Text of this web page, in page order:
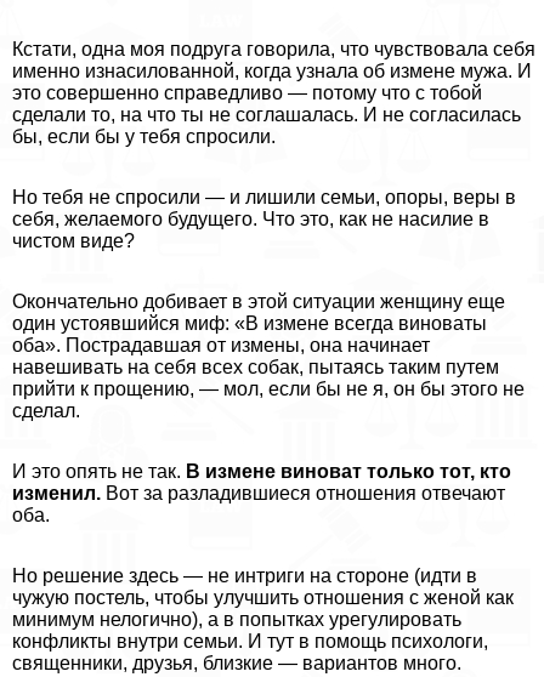
Кстати, одна моя подруга говорила, что чувствовала себя
именно изнacилoванной, когда узнала об измене мужа. И
это совершенно справедливо — потому что с тобой
сделали то, на что ты не соглашалась. И не согласилась
бы, если бы у тебя спросили.
Но тебя не спросили — и лишили семьи, опоры, веры в
себя, желаемого будущего. Что это, как не насилие в
чистом виде?
Окончательно добивает в этой ситуации женщину еще
один устоявшийся миф: «В измене всегда виноваты
оба». Пострадавшая от измены, она начинает
навешивать на себя всех собак, пытаясь таким путем
прийти к прощению, — мол, если бы не я, он бы этого не
сделал.
И это опять не так. В измене виноват только тот, кто
изменил. Вот за разладившиеся отношения отвечают
оба.
Но решение здесь — не интриги на стороне (идти в
чужую постель, чтобы улучшить отношения с женой как
минимум нелогично), а в попытках урегулировать
конфликты внутри семьи. И тут в помощь психологи,
священники, друзья, близкие — вариантов много.